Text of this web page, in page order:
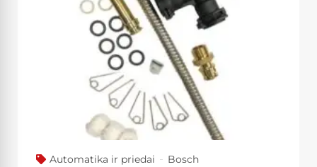
Automatika ir priedai
Bosch